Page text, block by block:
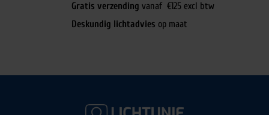
Gratis verzending vanaf €125 excl btw
Deskundig lichtadvies op maat